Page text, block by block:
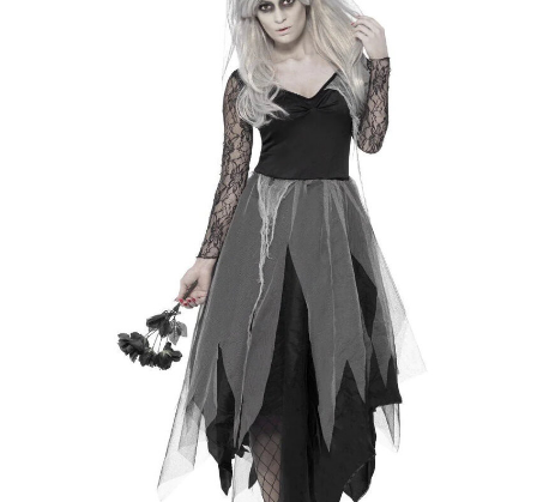
Halloweenská make up Sada
duch, smrtka
239 Kč